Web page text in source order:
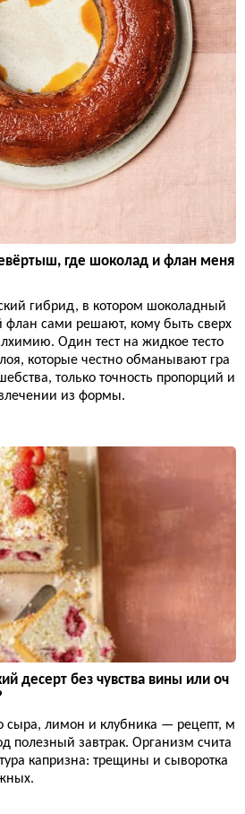
где шоколад и флан меня
гибрид, в котором шоколадный
флан сами решают, кому быть сверх
Один тест на жидкое тесто
которые честно обманывают гра
только точность пропорций и
из формы.
десерт без чувства вины или оч
сыра, лимон и клубника — рецепт, м
полезный завтрак. Организм счита
капризна: трещины и сыворотка